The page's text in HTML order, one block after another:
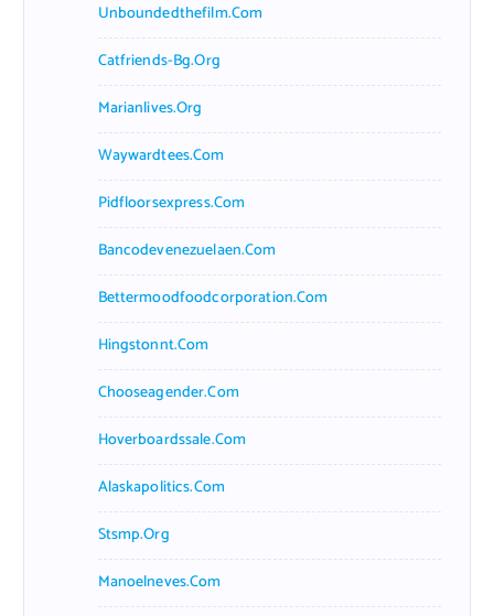
Unboundedthefilm.com
Catfriends-Bg.org
Marianlives.org
Waywardtees.com
Pidfloorsexpress.com
Bancodevenezuelaen.com
Bettermoodfoodcorporation.com
Hingstonnt.com
Chooseagender.com
Hoverboardssale.com
Alaskapolitics.com
Stsmp.org
Manoelneves.com